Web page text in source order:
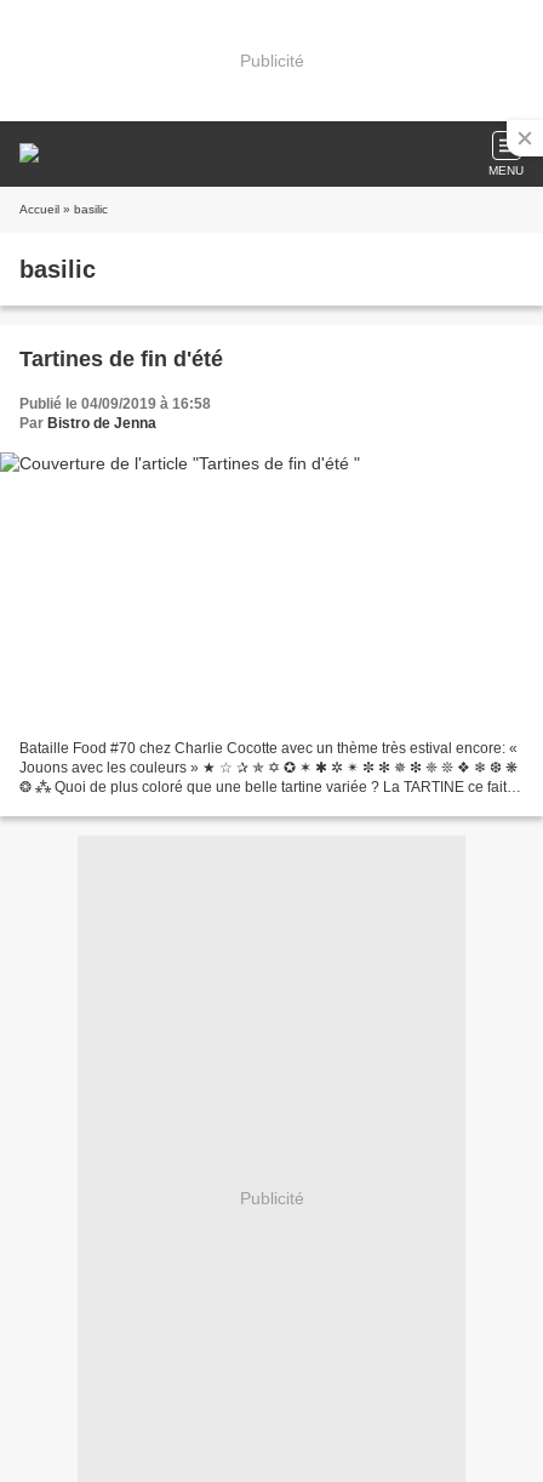
Publicité
MENU
Accueil » basilic
basilic
Tartines de fin d'été
Publié le 04/09/2019 à 16:58
Par Bistro de Jenna
Bataille Food #70 chez Charlie Cocotte avec un thème très estival encore: «
Jouons avec les couleurs » ★ ☆ ✰ ✯ ✡ ✪ ✶ ✱ ✲ ✴ ✼ ✻ ✵ ❇ ❈ ❊ ❖ ❄ ❆ ❋
❂ ⁂ Quoi de plus coloré que une belle tartine variée ? La TARTINE ce fait
Publicité